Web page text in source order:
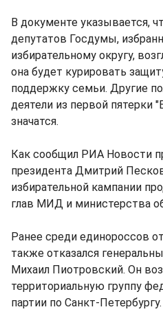
В документе указывается,
депутатов Госдумы,
избирательному округу,
она будет курировать
поддержку семьи. Другие
деятели из первой пятерки
значатся.
Как сообщил РИА Новости
президента Дмитрий
избирательной кампании
глав МИД и министерства
Ранее среди единороссов
также отказался
Михаил Пиотровский. Он
территориальную группу
партии по Санкт-Петербургу.